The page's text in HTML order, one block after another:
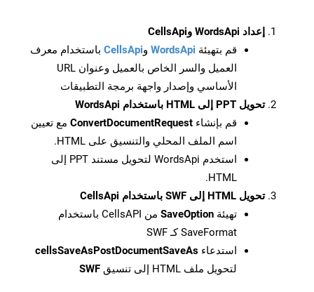
إعداد WordsApi وCellsApi
قم بتهيئة WordsApi وCellsApi باستخدام معرف
العميل والسر الخاص بالعميل وعنوان URL
الأساسي وإصدار واجهة برمجة التطبيقات
تحويل PPT إلى HTML باستخدام WordsApi
قم بإنشاء ConvertDocumentRequest مع تعيين
اسم الملف المحلي والتنسيق على HTML.
استخدم WordsApi لتحويل مستند PPT إلى
HTML.
تحويل HTML إلى SWF باستخدام CellsApi
تهيئة SaveOption
من CellsAPI باستخدام
SaveFormat كـ SWF
استدعاء cellsSaveAsPostDocumentSaveAs
لتحويل ملف HTML إلى تنسيق
SWF